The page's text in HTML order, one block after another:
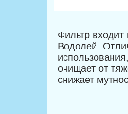
Фильтр
Водолей.
очищает от
снижает